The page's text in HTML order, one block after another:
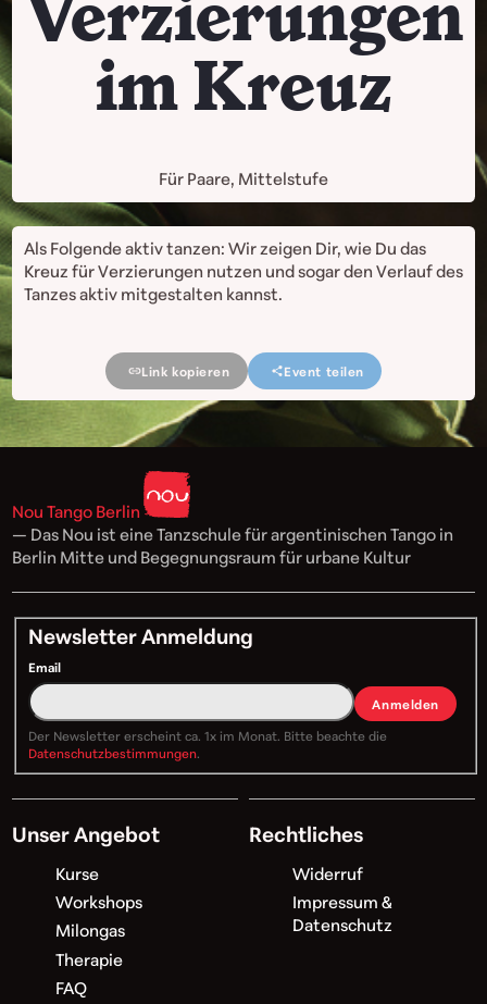
Verzierungen
im Kreuz
Für Paare, Mittelstufe
Als Folgende aktiv tanzen: Wir zeigen Dir, wie Du das
Kreuz für Verzierungen nutzen und sogar den Verlauf des
Tanzes aktiv mitgestalten kannst.
Link kopieren Event teilen
Nou Tango Berlin
— Das Nou ist eine Tanzschule für argentinischen Tango in
Berlin Mitte und Begegnungsraum für urbane Kultur
Newsletter Anmeldung
Email
Anmelden
Der Newsletter erscheint ca. 1x im Monat. Bitte beachte die
Datenschutzbestimmungen.
Unser Angebot
Kurse
Workshops
Milongas
Therapie
FAQ
Rechtliches
Widerruf
Impressum &
Datenschutz